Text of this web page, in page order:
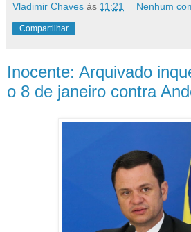
Vladimir Chaves às 11:21 Nenhum
Compartilhar
Inocente: Arquivado
o 8 de janeiro contra